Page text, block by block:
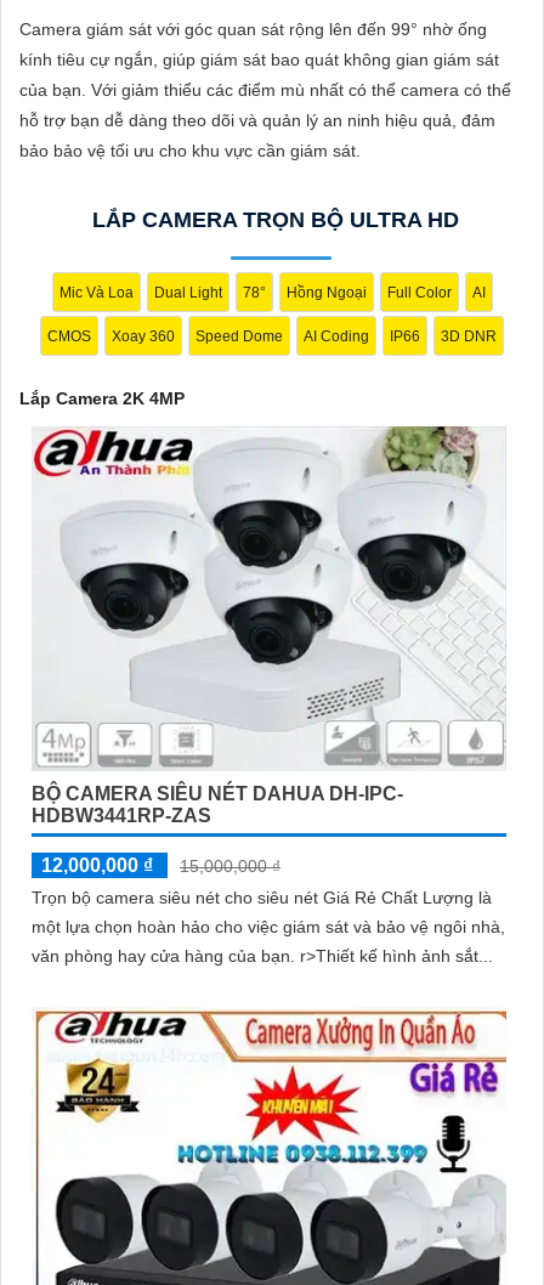
VẤN
DỊCH
VỤ
Camera giám sát với góc quan sát rộng lên đến 99° nhờ ống
kính tiêu cự ngắn, giúp giám sát bao quát không gian giám sát
của bạn. Với giảm thiểu các điểm mù nhất có thể camera có thể
hỗ trợ bạn dễ dàng theo dõi và quản lý an ninh hiệu quả, đảm
bảo bảo vệ tối ưu cho khu vực cần giám sát.
LẮP CAMERA TRỌN BỘ ULTRA HD
Mic Và Loa Dual Light 78° Hồng Ngoại Full Color AI
CMOS Xoay 360 Speed Dome AI Coding IP66 3D DNR
Lắp Camera 2K 4MP
BỘ CAMERA SIÊU NÉT DAHUA DH-IPC-
HDBW3441RP-ZAS
12,000,000 ₫
15,000,000 ₫
Trọn bộ camera siêu nét cho siêu nét Giá Rẻ Chất Lượng là
một lựa chọn hoàn hảo cho việc giám sát và bảo vệ ngôi nhà,
văn phòng hay cửa hàng của bạn. r>Thiết kế hình ảnh sắt...